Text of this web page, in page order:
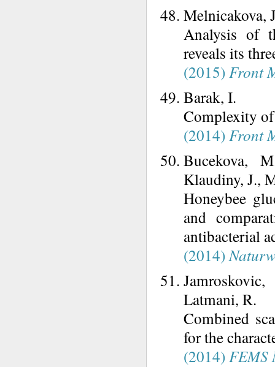
Melnicakova,
Analysis of
reveals its
(2015)Front
Barak, I.
Complexity
(2014)Front
Bucekova,
Klaudiny, J.,
Honeybee
and
antibacterial
(2014)
Latmani, R.
Combined
for the
(2014)FEMS